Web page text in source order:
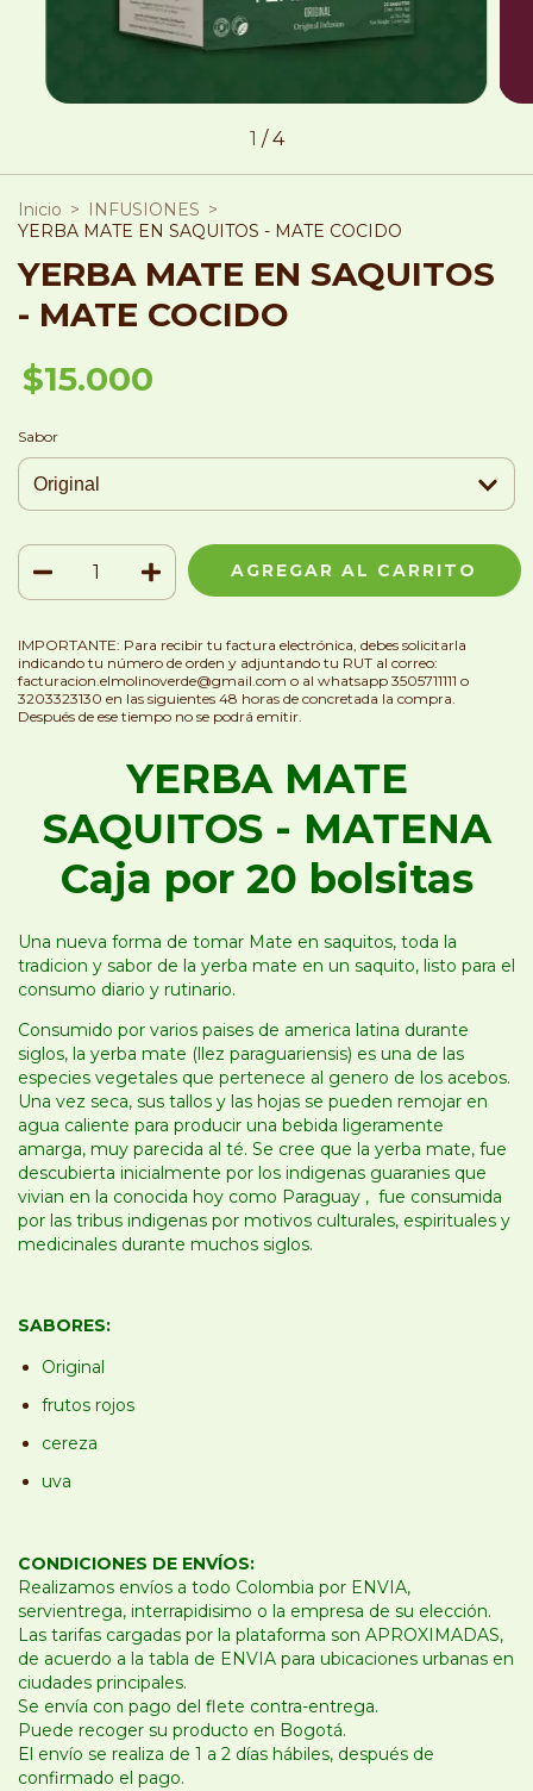
1 /4
Inicio > INFUSIONES >
YERBA MATE EN SAQUITOS - MATE COCIDO
YERBA MATE EN SAQUITOS
- MATE COCIDO
$15.000
Sabor
IMPORTANTE: Para recibir tu factura electrónica, debes solicitarla
indicando tu número de orden y adjuntando tu RUT al correo:
facturacion.elmolinoverde@gmail.com o al whatsapp 3505711111 o
3203323130 en las siguientes 48 horas de concretada la compra.
Después de ese tiempo no se podrá emitir.
YERBA MATE
SAQUITOS - MATENA
Caja por 20 bolsitas
Una nueva forma de tomar Mate en saquitos, toda la
tradicion y sabor de la yerba mate en un saquito, listo para el
consumo diario y rutinario.
Consumido por varios paises de america latina durante
siglos, la yerba mate (llez paraguariensis) es una de las
especies vegetales que pertenece al genero de los acebos.
Una vez seca, sus tallos y las hojas se pueden remojar en
agua caliente para producir una bebida ligeramente
amarga, muy parecida al té. Se cree que la yerba mate, fue
descubierta inicialmente por los indigenas guaranies que
vivian en la conocida hoy como Paraguay , fue consumida
por las tribus indigenas por motivos culturales, espirituales y
medicinales durante muchos siglos.
SABORES:
Original
frutos rojos
cereza
uva
CONDICIONES DE ENVÍOS:
Realizamos envíos a todo Colombia por ENVIA,
servientrega, interrapidisimo o la empresa de su elección.
Las tarifas cargadas por la plataforma son APROXIMADAS,
de acuerdo a la tabla de ENVIA para ubicaciones urbanas en
ciudades principales.
Se envía con pago del flete contra-entrega.
Puede recoger su producto en Bogotá.
El envío se realiza de 1 a 2 días hábiles, después de
confirmado el pago.